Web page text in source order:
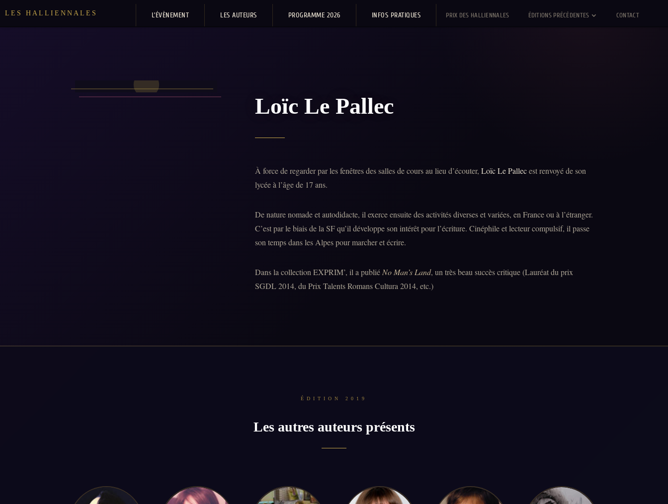
LES HALLIENNALES L’ÉVÈNEMENT LES AUTEURS PROGRAMME 2026 INFOS PRATIQUES PRIX DES HALLIENNALES ÉDITIONS PRÉCÉDENTES CONTACT
Loïc Le Pallec
À force de regarder par les fenêtres des salles de cours au lieu d’écouter, Loïc Le Pallecest renvoyé de son
lycée à l’âge de 17 ans.
De nature nomade et autodidacte, il exerce ensuite des activités diverses et variées, en France ou à l’étranger.
C’est par le biais de la SF qu’il développe son intérêt pour l’écriture. Cinéphile et lecteur compulsif, il passe
son temps dans les Alpes pour marcher et écrire.
Dans la collection EXPRIM’, il a publié No Man’s Land, un très beau succès critique (Lauréat du prix
SGDL 2014, du Prix Talents Romans Cultura 2014, etc.)
ÉDITION 2019
Les autres auteurs présents